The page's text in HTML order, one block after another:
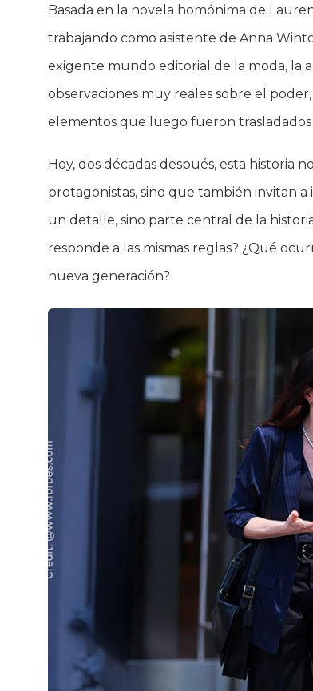
Basada en la novela homónima de
trabajando como asistente de Anna
exigente mundo editorial de la moda, la
observaciones muy reales sobre el
elementos que luego fueron
Hoy, dos décadas después, esta historia
protagonistas, sino que también invitan a
un detalle, sino parte central de la
responde a las mismas reglas? ¿Qué
nueva generación?